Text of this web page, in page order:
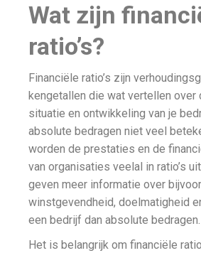
Wat zijn
ratio’s?
Financiële ratio’s zijn
kengetallen die wat vertellen over
situatie en ontwikkeling van je
absolute bedragen niet veel
worden de prestaties en de
van organisaties veelal in ratio’s
geven meer informatie over
winstgevendheid, doelmatigheid
een bedrijf dan absolute bedragen.
Het is belangrijk om financiële